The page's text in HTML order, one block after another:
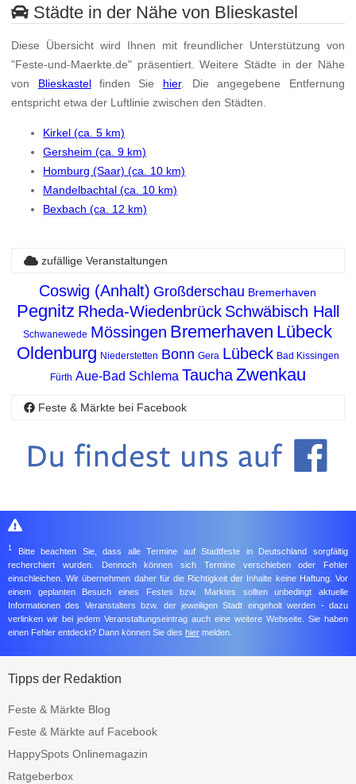
Städte in der Nähe von Blieskastel
Diese Übersicht wird Ihnen mit freundlicher Unterstützung von
"Feste-und-Maerkte.de" präsentiert. Weitere Städte in der Nähe
von Blieskastelfinden Sie hier. Die angegebene Entfernung
entspricht etwa der Luftlinie zwischen den Städten.
Kirkel (ca. 5 km)
Gersheim (ca. 9 km)
Homburg (Saar) (ca. 10 km)
Mandelbachtal (ca. 10 km)
Bexbach (ca. 12 km)
zufällige Veranstaltungen
Coswig (Anhalt) Großderschau Bremerhaven
Pegnitz Rheda-Wiedenbrück Schwäbisch Hall
Schwanewede Mössingen Bremerhaven Lübeck
Oldenburg Niederstetten Bonn Gera Lübeck Bad Kissingen
Fürth Aue-Bad Schlema TauchaZwenkau
Feste & Märkte bei Facebook
1 Bitte beachten Sie, dass alle Termine auf Stadtfeste in Deutschland sorgfältig
recherchiert wurden. Dennoch können sich Termine verschieben oder Fehler
einschleichen. Wir übernehmen daher für die Richtigkeit der Inhalte keine Haftung. Vor
einem geplanten Besuch eines Festes bzw. Marktes sollten unbedingt aktuelle
Informationen des Veranstalters bzw. der jeweiligen Stadt eingeholt werden - dazu
verlinken wir bei jedem Veranstaltungseintrag auch eine weitere Webseite. Sie haben
einen Fehler entdeckt? Dann können Sie dies hier melden.
Tipps der Redaktion
Feste & Märkte Blog
Feste & Märkte auf Facebook
HappySpots Onlinemagazin
Ratgeberbox